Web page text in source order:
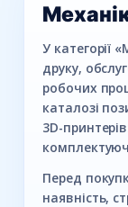
У категорії
друку,
робочих
каталозі
3D-
Перед
наявність,